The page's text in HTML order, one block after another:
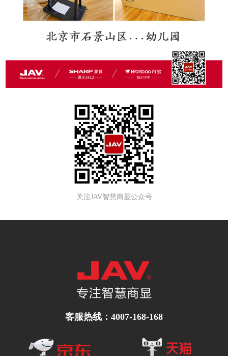
关注JAV智慧商显公众号
客服热线：4007-168-168